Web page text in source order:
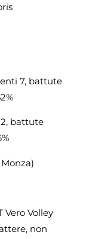
7, battute
battute
Vero Volley
non